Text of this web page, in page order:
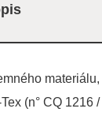
(n° CQ